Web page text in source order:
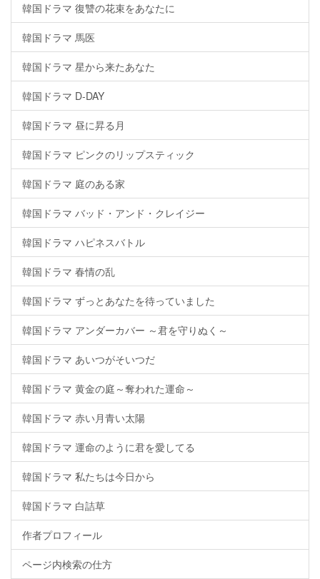
韓国ドラマ 復讐の花束をあなたに
韓国ドラマ 馬医
韓国ドラマ 星から来たあなた
韓国ドラマ D-DAY
韓国ドラマ 昼に昇る月
韓国ドラマ ピンクのリップスティック
韓国ドラマ 庭のある家
韓国ドラマ バッド・アンド・クレイジー
韓国ドラマ ハピネスバトル
韓国ドラマ 春情の乱
韓国ドラマ ずっとあなたを待っていました
韓国ドラマ アンダーカバー ～君を守りぬく～
韓国ドラマ あいつがそいつだ
韓国ドラマ 黄金の庭～奪われた運命～
韓国ドラマ 赤い月青い太陽
韓国ドラマ 運命のように君を愛してる
韓国ドラマ 私たちは今日から
韓国ドラマ 白詰草
作者プロフィール
ページ内検索の仕方